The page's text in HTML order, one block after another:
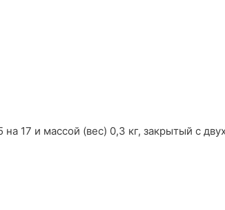
17 и массой (вес) 0,3 кг, закрытый с